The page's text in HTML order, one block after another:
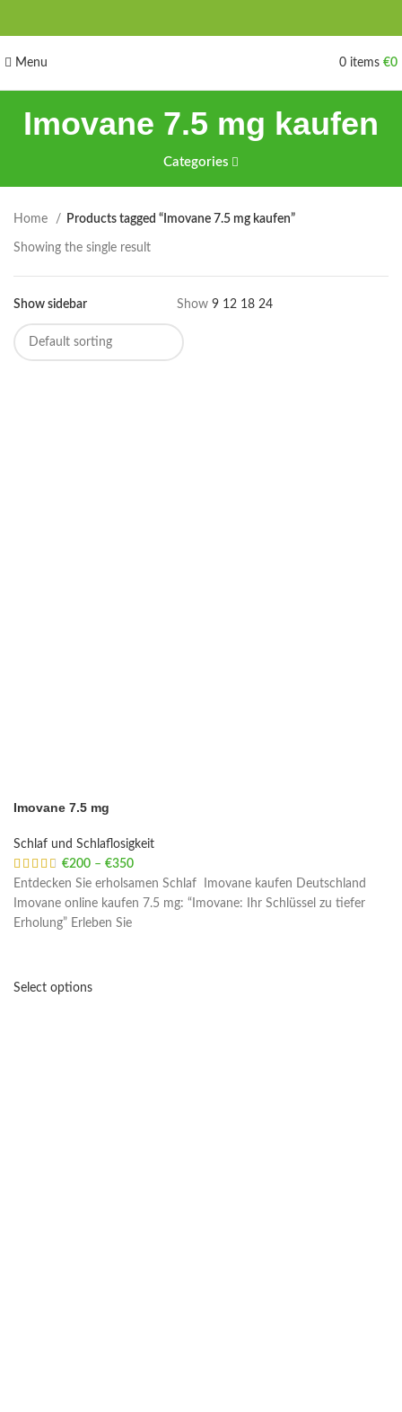
Menu 0 items €0
Imovane 7.5 mg kaufen
Categories
Home Products tagged “Imovane 7.5 mg kaufen”
Showing the single result
Show sidebar Show 9 12 18 24
Imovane 7.5 mg
Schlaf und Schlaflosigkeit
€200 – €350
Entdecken Sie erholsamen Schlaf Imovane kaufen Deutschland
Imovane online kaufen 7.5 mg: “Imovane: Ihr Schlüssel zu tiefer
Erholung” Erleben Sie
Select options